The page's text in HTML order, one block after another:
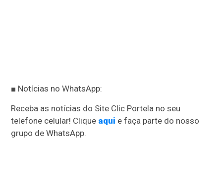
■ Notícias no WhatsApp:
Receba as notícias do Site Clic Portela no seu
telefone celular! Clique aqui e faça parte do nosso
grupo de WhatsApp.